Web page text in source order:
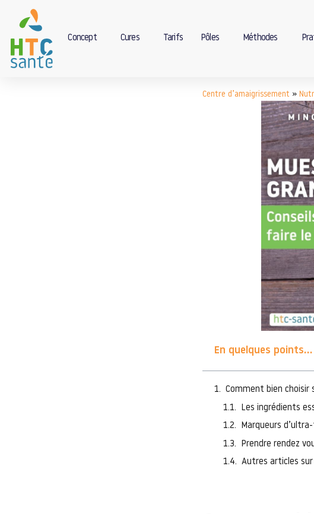
Concept Cures Tarifs Pôles Méthodes
Centre d’amaigrissement »
En quelques points...
Comment bien choisir
Les ingrédients
Marqueurs
Prendre rendez
Autres articles